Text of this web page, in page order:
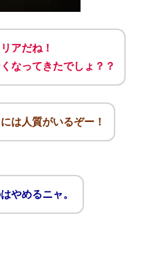
アだね！
なってきたでしょ？？
は人質がいるぞー！
やめるニャ。